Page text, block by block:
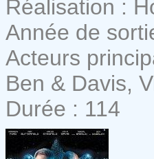
Réalisation :
Année de
Acteurs
Ben & Davis,
Durée : 114